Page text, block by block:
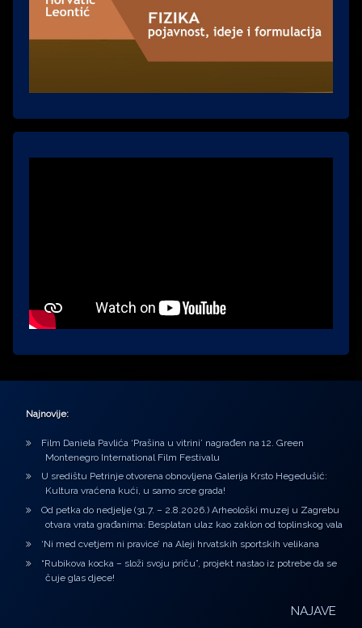
Najnovije:
Film Daniela Pavlića ‘Prašina u vitrini’ nagrađen na 12. Green
Montenegro International Film Festivalu
U središtu Petrinje otvorena obnovljena Galerija Krsto Hegedušić:
Kultura vraćena kući, u samo srce grada!
Od petka do nedjelje (31.7. – 2.8.2026.) Arheološki muzej u Zagrebu
otvara vrata građanima: Besplatan ulaz kao zaklon od toplinskog vala
‘Ni med cvetjem ni pravice’ na Aleji hrvatskih sportskih velikana
“Rubikova kocka – složi svoju priču”, projekt nastao iz potrebe da se
čuje glas djece!
NAJAVE